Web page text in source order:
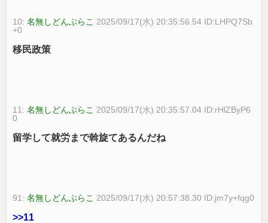
10:名無しどんぶらこ 2025/09/17(水) 20:35:56.54 ID:LHPQ7Sb
+0
移民政策
11:名無しどんぶらこ 2025/09/17(水) 20:35:57.04 ID:rHlZByP6
0
留学して就労まで斡旋てあるんだね
91:名無しどんぶらこ 2025/09/17(水) 20:57:38.30 ID:jm7y+fqg0
>>11